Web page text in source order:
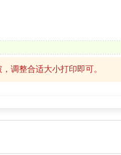
调整合适大小打印即可。